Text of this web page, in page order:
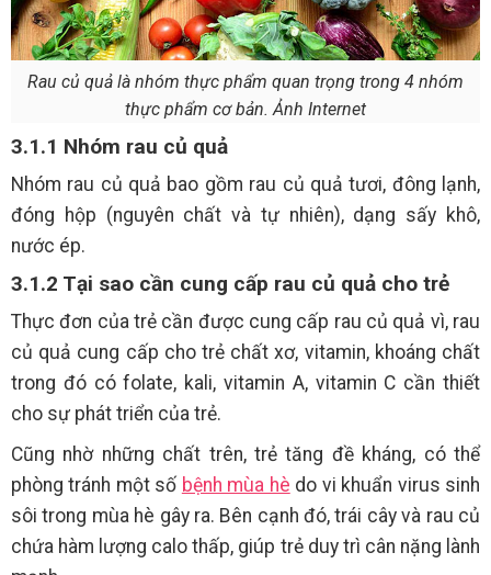
Rau củ quả là nhóm thực phẩm quan trọng trong 4 nhóm
thực phẩm cơ bản. Ảnh Internet
3.1.1 Nhóm rau củ quả
Nhóm rau củ quả bao gồm rau củ quả tươi, đông lạnh,
đóng hộp (nguyên chất và tự nhiên), dạng sấy khô,
nước ép.
3.1.2 Tại sao cần cung cấp rau củ quả cho trẻ
Thực đơn của trẻ cần được cung cấp rau củ quả vì, rau
củ quả cung cấp cho trẻ chất xơ, vitamin, khoáng chất
trong đó có folate, kali, vitamin A, vitamin C cần thiết
cho sự phát triển của trẻ.
Cũng nhờ những chất trên, trẻ tăng đề kháng, có thể
phòng tránh một số bệnh mùa hè do vi khuẩn virus sinh
sôi trong mùa hè gây ra. Bên cạnh đó, trái cây và rau củ
chứa hàm lượng calo thấp, giúp trẻ duy trì cân nặng lành